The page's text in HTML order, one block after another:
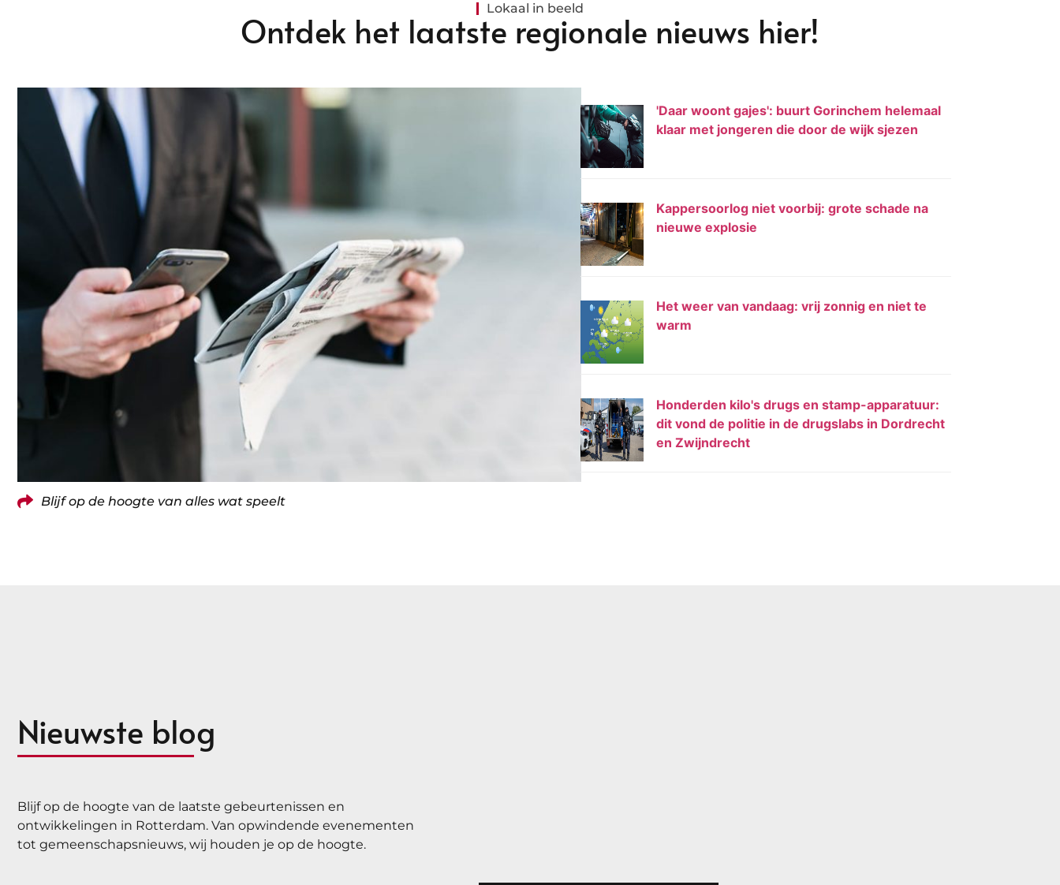
Lokaal in beeld
Ontdek het laatste regionale nieuws hier!
'Daar woont gajes': buurt Gorinchem helemaal
klaar met jongeren die door de wijk sjezen
Kappersoorlog niet voorbij: grote schade na
nieuwe explosie
Het weer van vandaag: vrij zonnig en niet te
warm
Honderden kilo's drugs en stamp-apparatuur:
dit vond de politie in de drugslabs in Dordrecht
en Zwijndrecht
Blijf op de hoogte van alles wat speelt
Nieuwste blog
Blijf op de hoogte van de laatste gebeurtenissen en
ontwikkelingen in Rotterdam. Van opwindende evenementen
tot gemeenschapsnieuws, wij houden je op de hoogte.